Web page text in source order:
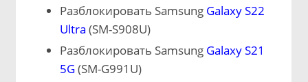
Разблокировать Samsung Galaxy S22
Ultra (SM-S908U)
Разблокировать Samsung Galaxy S21
5G(SM-G991U)